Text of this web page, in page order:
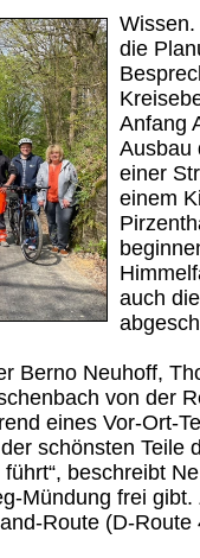
die
Anfang
Ausbau
einer
einem
auch
Berno Neuhoff,
von der
eines Vor-Ort-
schönsten Teile
beschreibt
Mündung frei
Route (D-Route